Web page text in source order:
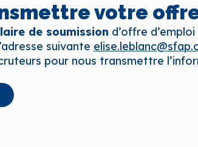
votre
de soumission d’offre
suivante
pour nous transmettre